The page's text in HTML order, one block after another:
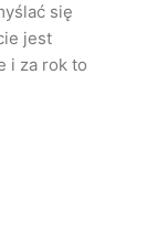
się
jest
i za rok to